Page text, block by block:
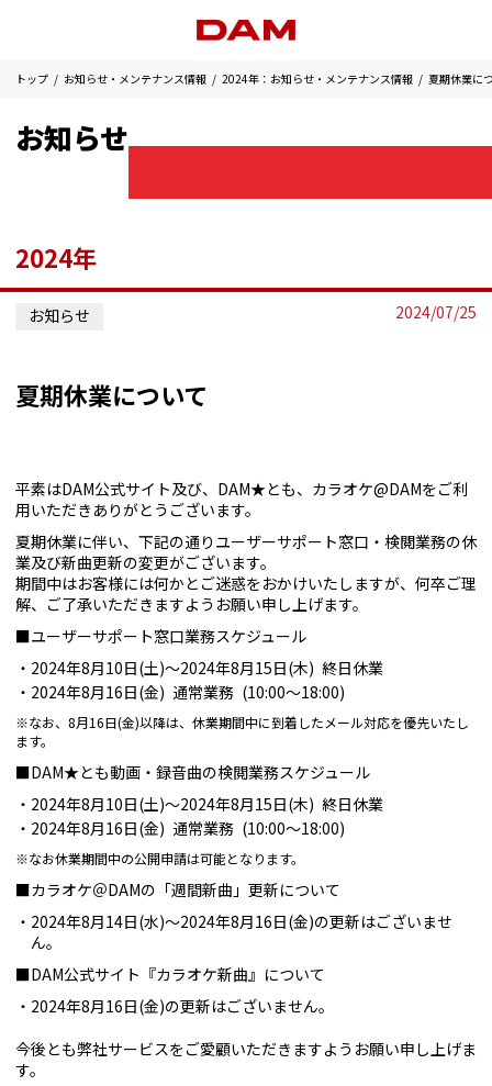
トップ お知らせ・メンテナンス情報 2024年：お知らせ・メンテナンス情報 夏期休業に
お知らせ
2024年
お知らせ 2024/07/25
夏期休業について
平素はDAM公式サイト及び、DAM★とも、カラオケ@DAMをご利
用いただきありがとうございます。
夏期休業に伴い、下記の通りユーザーサポート窓口・検閲業務の休
業及び新曲更新の変更がございます。
期間中はお客様には何かとご迷惑をおかけいたしますが、何卒ご理
解、ご了承いただきますようお願い申し上げます。
■ユーザーサポート窓口業務スケジュール
2024年8月10日(土)～2024年8月15日(木) 終日休業
2024年8月16日(金) 通常業務 (10:00～18:00)
※なお、8月16日(金)以降は、休業期間中に到着したメール対応を優先いたし
ます。
■DAM★とも動画・録音曲の検閲業務スケジュール
2024年8月10日(土)～2024年8月15日(木) 終日休業
2024年8月16日(金) 通常業務 (10:00～18:00)
※なお休業期間中の公開申請は可能となります。
■カラオケ＠DAMの「週間新曲」更新について
2024年8月14日(水)～2024年8月16日(金)の更新はございませ
ん。
■DAM公式サイト『カラオケ新曲』について
2024年8月16日(金)の更新はございません。
今後とも弊社サービスをご愛顧いただきますようお願い申し上げま
す。